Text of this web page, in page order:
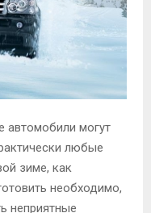
автомобили могут
любые
зиме, как
необходимо,
неприятные